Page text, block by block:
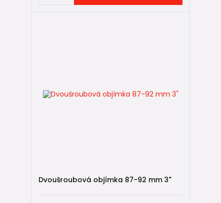
Dvoušroubová objímka 87-92 mm 3"